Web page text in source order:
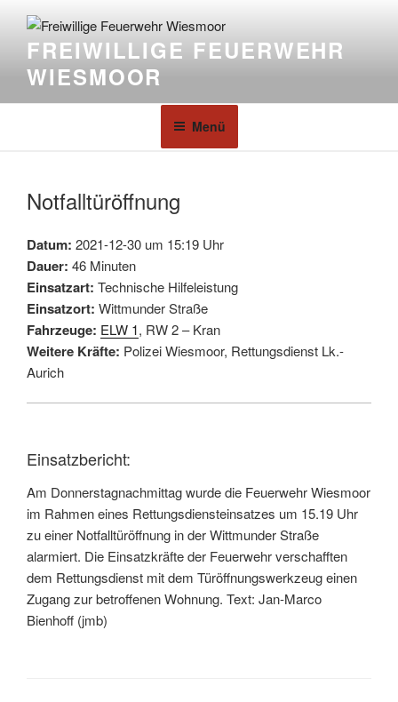
FREIWILLIGE FEUERWEHR
WIESMOOR
Menü
Notfalltüröffnung
Datum: 2021-12-30 um 15:19 Uhr
Dauer: 46 Minuten
Einsatzart: Technische Hilfeleistung
Einsatzort: Wittmunder Straße
Fahrzeuge: ELW 1, RW 2 – Kran
Weitere Kräfte: Polizei Wiesmoor, Rettungsdienst Lk.-
Aurich
Einsatzbericht:
Am Donnerstagnachmittag wurde die Feuerwehr Wiesmoor
im Rahmen eines Rettungsdiensteinsatzes um 15.19 Uhr
zu einer Notfalltüröffnung in der Wittmunder Straße
alarmiert. Die Einsatzkräfte der Feuerwehr verschafften
dem Rettungsdienst mit dem Türöffnungswerkzeug einen
Zugang zur betroffenen Wohnung. Text: Jan-Marco
Bienhoff (jmb)